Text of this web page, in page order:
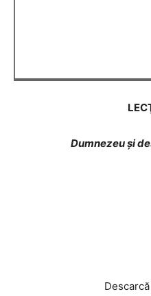
Dumnezeu şi